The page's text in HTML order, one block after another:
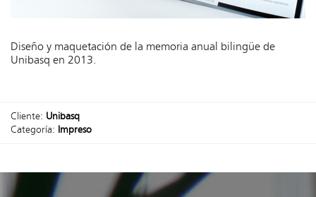
Diseño y maquetación de la memoria anual bilingüe de
Unibasq en 2013.
Cliente: Unibasq
Categoría: Impreso